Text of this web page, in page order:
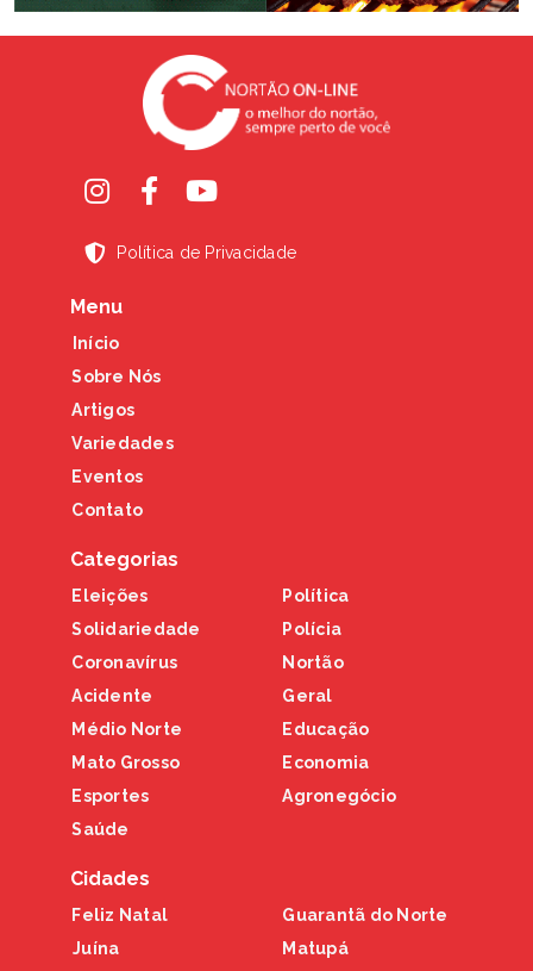
Política de Privacidade
Menu
Início
Sobre Nós
Artigos
Variedades
Eventos
Contato
Categorias
Eleições
Solidariedade
Coronavírus
Acidente
Médio Norte
Mato Grosso
Esportes
Saúde
Política
Polícia
Nortão
Geral
Educação
Economia
Agronegócio
Cidades
Feliz Natal
Juína
Guarantã do Norte
Matupá